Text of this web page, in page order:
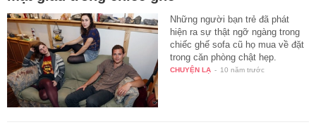
Những người bạn trẻ đã phát
hiện ra sự thật ngỡ ngàng trong
chiếc ghế sofa cũ họ mua về đặt
trong căn phòng chật hẹp.
CHUYỆN LẠ - 10 năm trước